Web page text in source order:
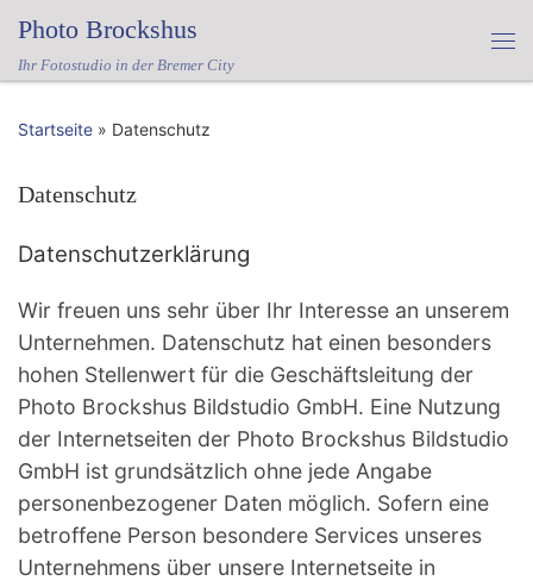
Zum Inhalt springen
Photo Brockshus
Ihr Fotostudio in der Bremer City
Startseite » Datenschutz
Datenschutz
Datenschutzerklärung
Wir freuen uns sehr über Ihr Interesse an unserem
Unternehmen. Datenschutz hat einen besonders
hohen Stellenwert für die Geschäftsleitung der
Photo Brockshus Bildstudio GmbH. Eine Nutzung
der Internetseiten der Photo Brockshus Bildstudio
GmbH ist grundsätzlich ohne jede Angabe
personenbezogener Daten möglich. Sofern eine
betroffene Person besondere Services unseres
Unternehmens über unsere Internetseite in